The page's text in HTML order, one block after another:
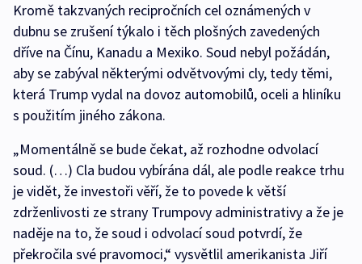
Kromě takzvaných recipročních cel oznámených v
dubnu se zrušení týkalo i těch plošných zavedených
dříve na Čínu, Kanadu a Mexiko. Soud nebyl požádán,
aby se zabýval některými odvětvovými cly, tedy těmi,
která Trump vydal na dovoz automobilů, oceli a hliníku
s použitím jiného zákona.
„Momentálně se bude čekat, až rozhodne odvolací
soud. (…) Cla budou vybírána dál, ale podle reakce trhu
je vidět, že investoři věří, že to povede k větší
zdrženlivosti ze strany Trumpovy administrativy a že je
naděje na to, že soud i odvolací soud potvrdí, že
překročila své pravomoci,“ vysvětlil amerikanista Jiří